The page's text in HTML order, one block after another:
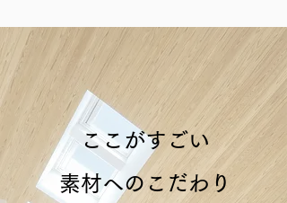
​ここがすごい
素材へのこだわり